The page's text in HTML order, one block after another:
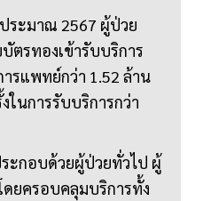
ระมาณ 2567 ผู้ป่วย
ตรทองเข้ารับบริการ
รแพทย์กว่า 1.52 ล้าน
ในการรับบริการกว่า
ะกอบด้วยผู้ป่วยทั่วไป ผู้
ยครอบคลุมบริการทั้ง